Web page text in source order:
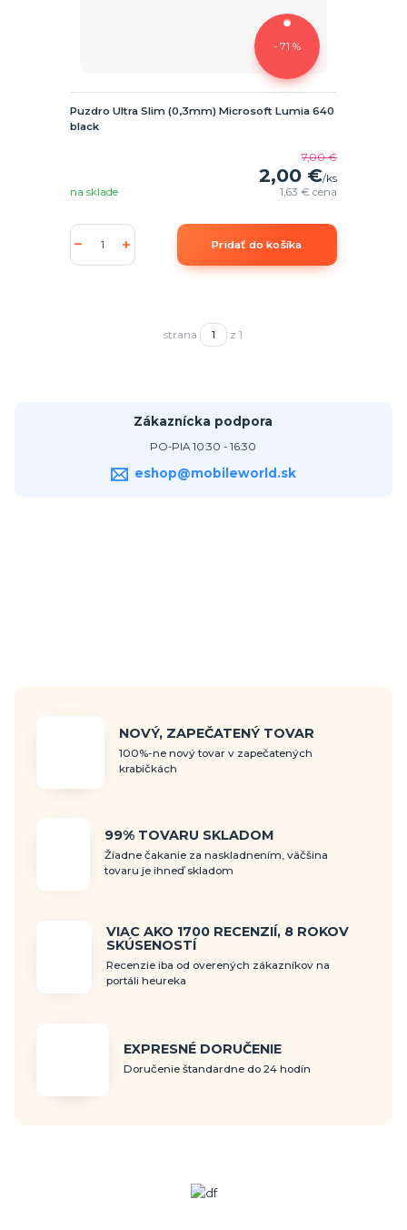
- 71 %
Puzdro Ultra Slim (0,3mm) Microsoft Lumia 640
black
7,00 €
2,00 €/ks
1,63 €cena
na sklade
Pridať do košíka
strana z 1
Zákaznícka podpora
PO-PIA 10:30 - 16:30
eshop@mobileworld.sk
NOVÝ, ZAPEČATENÝ TOVAR
100%-ne nový tovar v zapečatených
krabičkách
99% TOVARU SKLADOM
Žiadne čakanie za naskladnením, väčšina
tovaru je ihneď skladom
VIAC AKO 1700 RECENZIÍ, 8 ROKOV
SKÚSENOSTÍ
Recenzie iba od overených zákazníkov na
portáli heureka
EXPRESNÉ DORUČENIE
Doručenie štandardne do 24 hodín